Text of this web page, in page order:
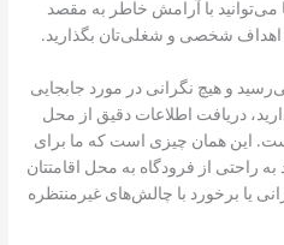
با آرامش خاطر به مقصد
اهداف شخصی و شغلی‌تان بگذارید.
و هیچ نگرانی در مورد جابجایی
دریافت اطلاعات دقیق از محل
این همان چیزی است که ما برای
راحتی از فرودگاه به محل اقامتتان
یا برخورد با چالش‌های غیرمنتظره